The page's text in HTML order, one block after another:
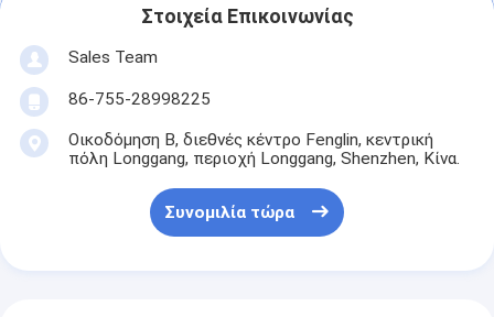
πακέτα μπαταριών ιόντων λιθίου
φακός επαναφορτιζόμενη μπαταρία
Μπαταρία λι Mno2
Μπαταρία λι Socl2
Στοιχεία Επικοινωνίας
Sales Team
86-755-28998225
Οικοδόμηση Β, διεθνές κέντρο Fenglin, κεντρική
πόλη Longgang, περιοχή Longgang, Shenzhen, Κίνα.
Συνομιλία τώρα